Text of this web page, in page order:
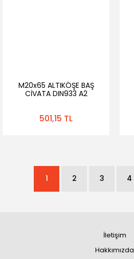
M20x65 ALTIKÖŞE BAŞ
CİVATA DIN933 A2
501,15 TL
1 2 3 4
İletişim
Hakkımızda